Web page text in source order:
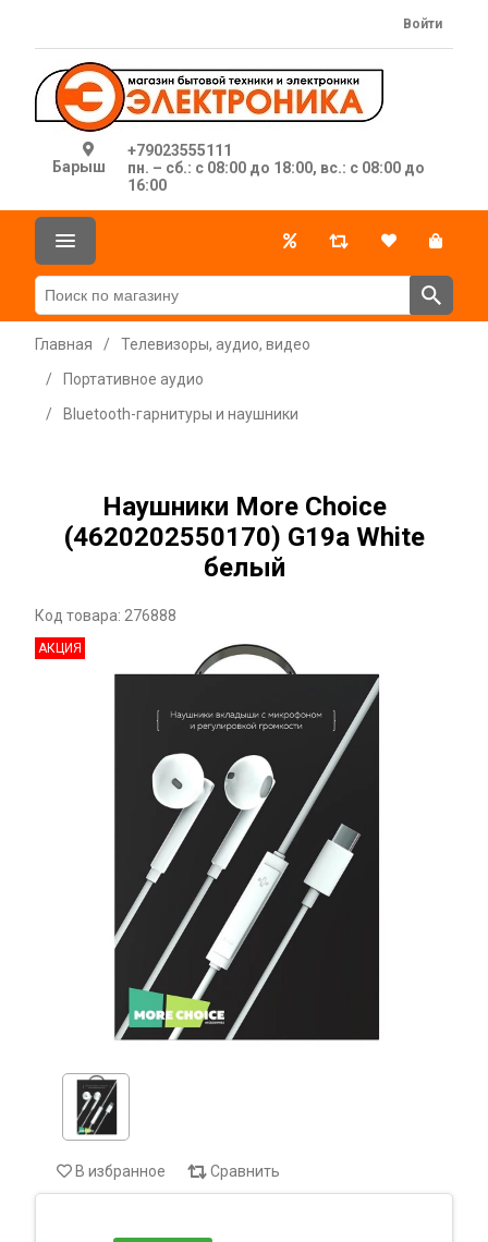
Барыш
+79023555111
пн. – сб.: с 08:00 до 18:00, вс.: с 08:00 до
16:00
Войти
Главная /
Телевизоры, аудио, видео
/
Портативное аудио
/
Bluetooth-гарнитуры и наушники
Наушники More Choice
(4620202550170) G19a White
белый
Код товара: 276888
АКЦИЯ
В избранное Сравнить